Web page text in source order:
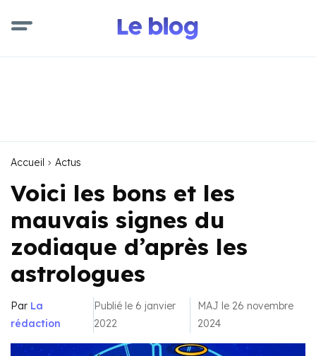
Accueil Actus
Voici les bons et les
mauvais signes du
zodiaque d’après les
astrologues
Par La
rédaction
Publié le 6 janvier
2022
MAJ le 26 novembre
2024